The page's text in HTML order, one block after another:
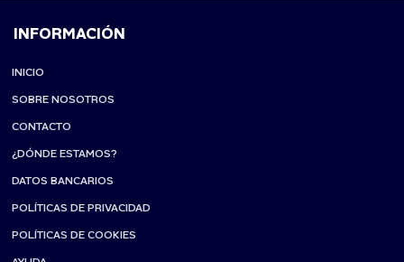
INFORMACIÓN
INICIO
SOBRE NOSOTROS
CONTACTO
¿DÓNDE ESTAMOS?
DATOS BANCARIOS
POLÍTICAS DE PRIVACIDAD
POLÍTICAS DE COOKIES